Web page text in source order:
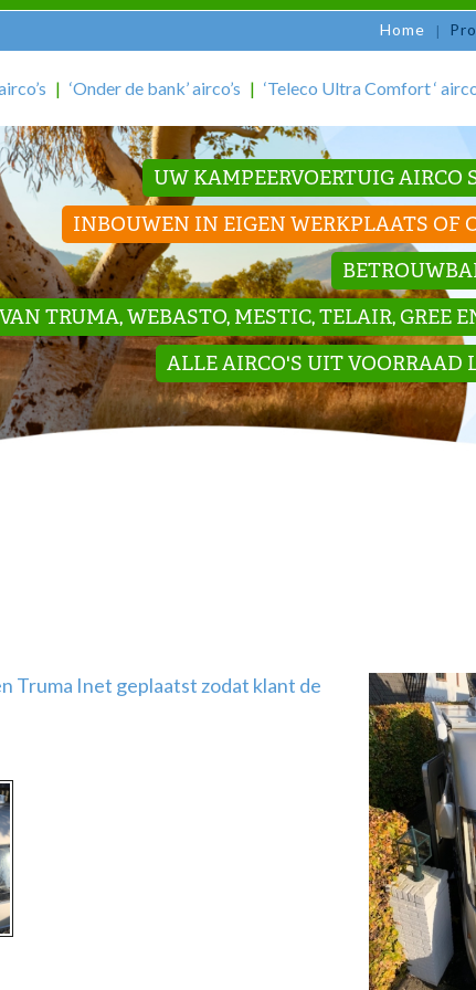
Home
‘Onder de bank’ airco’s ‘Teleco Ultra Comfort ‘
UW KAMPEERVOERTUIG AIRCO
INBOUWEN IN EIGEN WERKPLAATS OF
TRUMA, WEBASTO, MESTIC, TELAIR, GREE
ALLE AIRCO'S UIT VOORRAAD
Truma Inet geplaatst zodat klant de